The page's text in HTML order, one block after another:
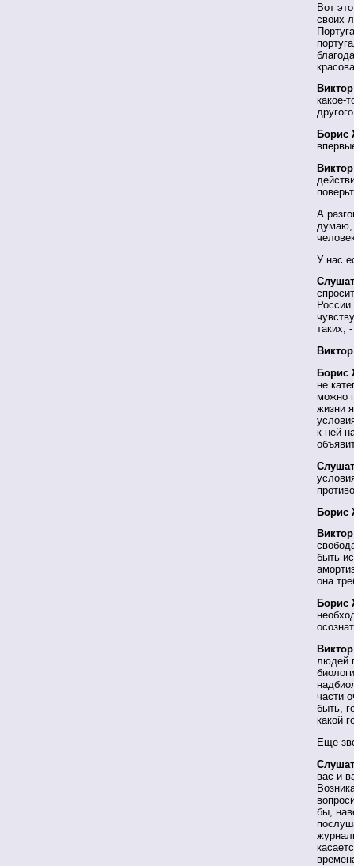
Вот
своих
какое-
Борис
А
думаю,
У нас
таких,
Борис
не
можно
жизни
к ней
Борис
быть
она
Борис
людей
части
быть,
какой
Еще
вас и
бы,